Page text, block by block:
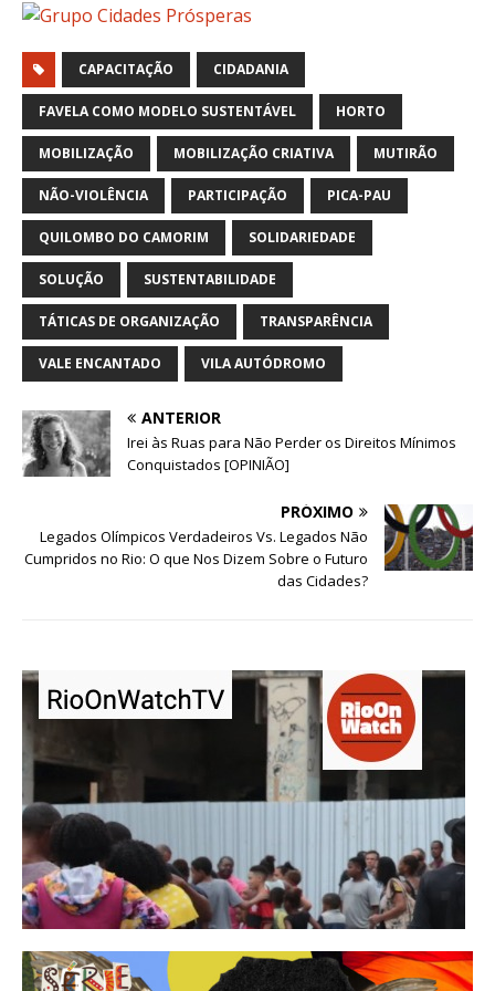
CAPACITAÇÃO CIDADANIA
FAVELA COMO MODELO SUSTENTÁVEL HORTO
MOBILIZAÇÃO MOBILIZAÇÃO CRIATIVA MUTIRÃO
NÃO-VIOLÊNCIA PARTICIPAÇÃO PICA-PAU
QUILOMBO DO CAMORIM SOLIDARIEDADE
SOLUÇÃO SUSTENTABILIDADE
TÁTICAS DE ORGANIZAÇÃO TRANSPARÊNCIA
VALE ENCANTADO VILA AUTÓDROMO
ANTERIOR
Irei às Ruas para Não Perder os Direitos Mínimos
Conquistados [OPINIÃO]
PRÓXIMO
Legados Olímpicos Verdadeiros Vs. Legados Não
Cumpridos no Rio: O que Nos Dizem Sobre o Futuro
das Cidades?